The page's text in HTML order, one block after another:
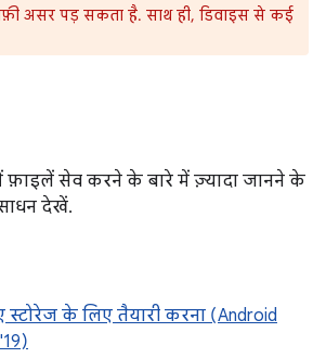
असर पड़ सकता है. साथ ही, डिवाइस से कई
फ़ाइलें सेव करने के बारे में ज़्यादा जानने के
देखें.
के लिए तैयारी करना (Android